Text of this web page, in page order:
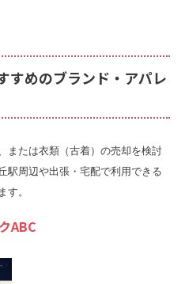
すめのブランド・アパレ
または衣類（古着）の売却を検討
駅周辺や出張・宅配で利用できる
す。
ABC